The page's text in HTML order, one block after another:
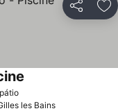
Partilhar
les Bains